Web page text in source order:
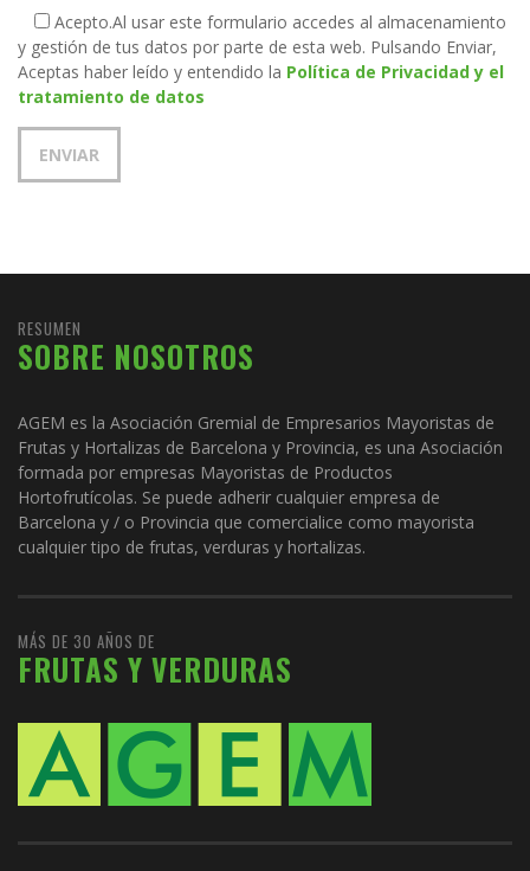
Acepto.Al usar este formulario accedes al almacenamiento
y gestión de tus datos por parte de esta web. Pulsando Enviar,
Aceptas haber leído y entendido la Política de Privacidad y el
tratamiento de datos
RESUMEN
SOBRE NOSOTROS
AGEM es la Asociación Gremial de Empresarios Mayoristas de
Frutas y Hortalizas de Barcelona y Provincia, es una Asociación
formada por empresas Mayoristas de Productos
Hortofrutícolas. Se puede adherir cualquier empresa de
Barcelona y / o Provincia que comercialice como mayorista
cualquier tipo de frutas, verduras y hortalizas.
MÁS DE 30 AÑOS DE
FRUTAS Y VERDURAS